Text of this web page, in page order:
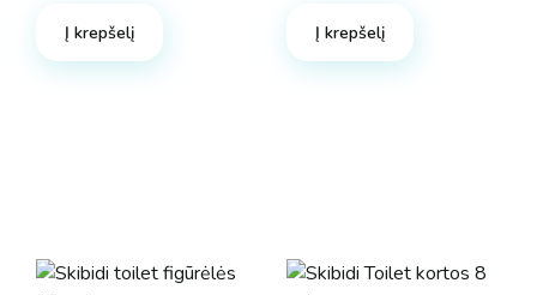
Į krepšelį Į krepšelį